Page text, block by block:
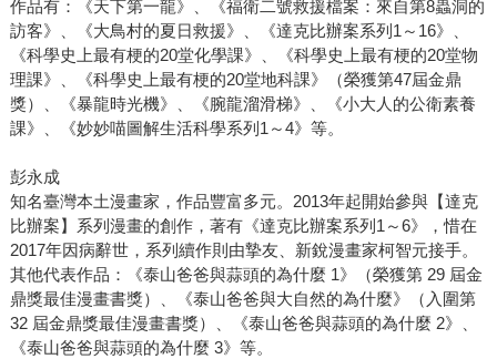
作品有：《天下第一龍》、《福衛二號救援檔案：來自第8蟲洞的
訪客》、《大鳥村的夏日救援》、《達克比辦案系列1～16》、
《科學史上最有梗的20堂化學課》、《科學史上最有梗的20堂物
理課》、《科學史上最有梗的20堂地科課》（榮獲第47屆金鼎
獎）、《暴龍時光機》、《腕龍溜滑梯》、《小大人的公衛素養
課》、《妙妙喵圖解生活科學系列1～4》等。
彭永成
知名臺灣本土漫畫家，作品豐富多元。2013年起開始參與【達克
比辦案】系列漫畫的創作，著有《達克比辦案系列1～6》，惜在
2017年因病辭世，系列續作則由摯友、新銳漫畫家柯智元接手。
其他代表作品：《泰山爸爸與蒜頭的為什麼 1》（榮獲第 29 屆金
鼎獎最佳漫畫書獎）、《泰山爸爸與大自然的為什麼》（入圍第
32 屆金鼎獎最佳漫畫書獎）、《泰山爸爸與蒜頭的為什麼 2》、
《泰山爸爸與蒜頭的為什麼 3》等。